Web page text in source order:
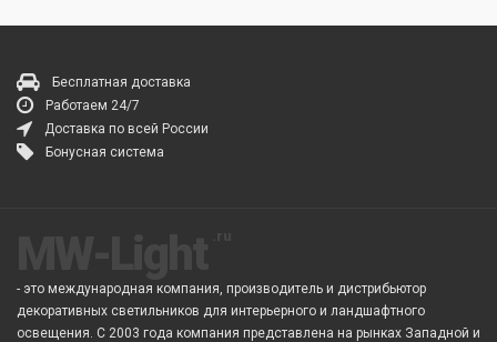
Бесплатная доставка
Работаем 24/7
Доставка по всей России
Бонусная система
- это международная компания, производитель и дистрибьютор
декоративных светильников для интерьерного и ландшафтного
освещения. С 2003 года компания представлена на рынках Западной и